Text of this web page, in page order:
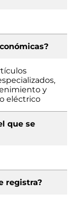
y
eléctrico
que se
registra?